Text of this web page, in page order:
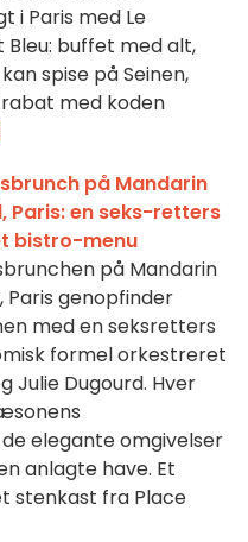
i Paris med Le
Bleu: buffet med alt,
spise på Seinen,
rabat med koden
på Mandarin
Paris: en seks-retters
bistro-menu
på Mandarin
Paris genopfinder
med en seksretters
formel orkestreret
Julie Dugourd. Hver
elegante omgivelser
anlagte have. Et
stenkast fra Place